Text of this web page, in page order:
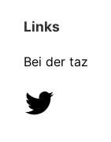
Links
Bei der taz